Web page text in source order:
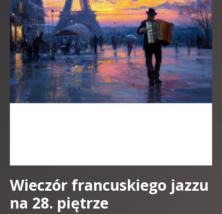
Wieczór francuskiego jazzu
na 28. piętrze